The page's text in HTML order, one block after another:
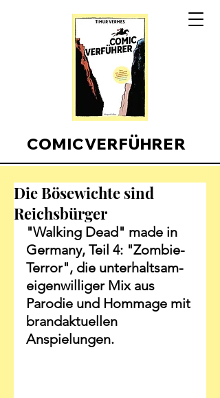
COMICVERFÜHRER
Die Bösewichte sind
Reichsbürger
"Walking Dead" made in
Germany, Teil 4: "Zombie-
Terror", die unterhaltsam-
eigenwilliger Mix aus
Parodie und Hommage mit
brandaktuellen
Anspielungen.